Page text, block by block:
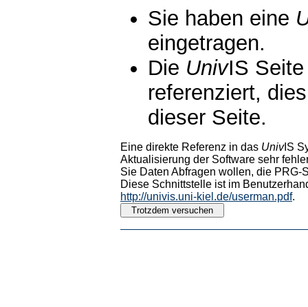
Sie haben eine
eingetragen.
Die UnivIS
referenziert,
dieser Seite.
Eine direkte Referenz in das UnivIS
Aktualisierung der Software sehr
Sie Daten Abfragen wollen, die PRG-
Diese Schnittstelle ist im
http://univis.uni-kiel.de/userman.pdf.